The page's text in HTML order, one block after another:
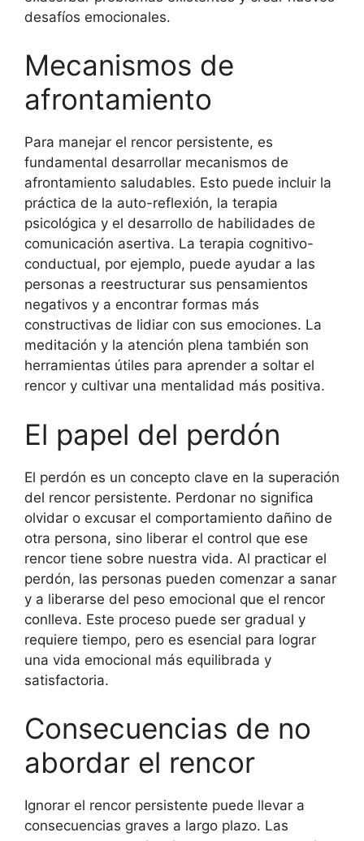
desafíos emocionales.
Mecanismos de
afrontamiento
Para manejar el rencor persistente, es
fundamental desarrollar mecanismos de
afrontamiento saludables. Esto puede incluir la
práctica de la auto-reflexión, la terapia
psicológica y el desarrollo de habilidades de
comunicación asertiva. La terapia cognitivo-
conductual, por ejemplo, puede ayudar a las
personas a reestructurar sus pensamientos
negativos y a encontrar formas más
constructivas de lidiar con sus emociones. La
meditación y la atención plena también son
herramientas útiles para aprender a soltar el
rencor y cultivar una mentalidad más positiva.
El papel del perdón
El perdón es un concepto clave en la superación
del rencor persistente. Perdonar no significa
olvidar o excusar el comportamiento dañino de
otra persona, sino liberar el control que ese
rencor tiene sobre nuestra vida. Al practicar el
perdón, las personas pueden comenzar a sanar
y a liberarse del peso emocional que el rencor
conlleva. Este proceso puede ser gradual y
requiere tiempo, pero es esencial para lograr
una vida emocional más equilibrada y
satisfactoria.
Consecuencias de no
abordar el rencor
Ignorar el rencor persistente puede llevar a
consecuencias graves a largo plazo. Las